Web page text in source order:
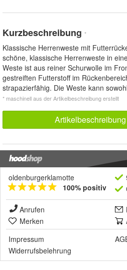
Kurzbeschreibung *
Klassische Herrenweste mit
schöne, klassische Herrenweste in
Weste ist aus reiner Schurwolle im
gestreiften Futterstoff im
strapazierfähig. Die Weste kann
* maschinell aus der Artikelbeschreibung erstellt
oldenburgerklamotte
100% positiv
Anrufen
Merken
Impressum
Widerrufsbelehrung